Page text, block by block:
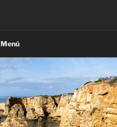
Menú